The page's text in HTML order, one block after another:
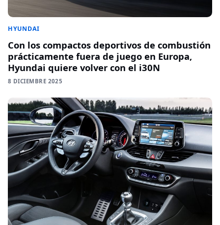
HYUNDAI
Con los compactos deportivos de combustión
prácticamente fuera de juego en Europa,
Hyundai quiere volver con el i30N
8 DICIEMBRE 2025